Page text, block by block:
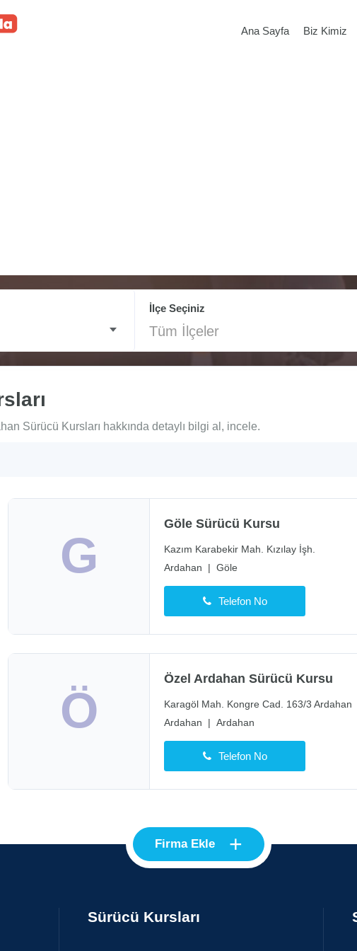
Ana Sayfa Biz Kimiz
İlçe Seçiniz
Tüm İlçeler
Sürücü Kursları hakkında detaylı bilgi al, incele.
G
Göle Sürücü Kursu
Kazım Karabekir Mah. Kızılay İşh.
Ardahan | Göle
Telefon No
Ö
Özel Ardahan Sürücü Kursu
Karagöl Mah. Kongre Cad. 163/3 Ardahan
Ardahan | Ardahan
Telefon No
Firma Ekle +
Sürücü Kursları